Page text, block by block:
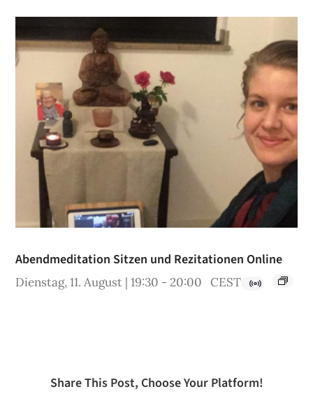
Abendmeditation Sitzen und Rezitationen Online
Dienstag, 11. August | 19:30 -20:00 CEST
Share This Post, Choose Your Platform!